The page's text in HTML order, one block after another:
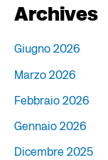
Archives
Giugno 2026
Marzo 2026
Febbraio 2026
Gennaio 2026
Dicembre 2025